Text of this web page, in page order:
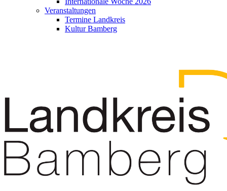
Veranstaltungen
Termine Landkreis
Kultur Bamberg